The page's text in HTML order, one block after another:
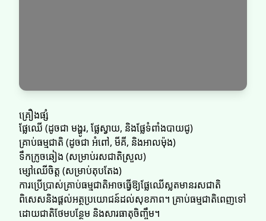
គ្រឿងផ្សំ
ផ្លែឈើ (ដូចជា មង្ហូរ, ផ្លែស្វាយ, និងផ្លែទំពាំងបាយជូ)
គ្រាប់ធម្មជាតិ (ដូចជា អំពៅ, មីគី, និងអាលម៉ុង)
ទឹកក្រូចឆៀង (សម្រាប់រសជាតិស្រួល)
ម្សៅឈើចិត្ត (សម្រាប់តុបតែង)
ការប្រើប្រាស់គ្រាប់ធម្មជាតិអាចធ្វើឱ្យផ្លែឈើស្លតមានរសជាតិ
ពិសេសនិងផ្តល់អត្ថប្រយោជន៍ដល់សុខភាព។ គ្រាប់ធម្មជាតិពេញទៅ
ដោយជាតិថែមបន្ថែម និងសារធាតុចិញ្ចឹម។